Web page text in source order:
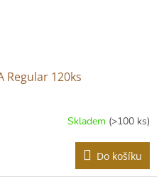
Regular 120ks
Skladem (>100 ks)
Do košíku